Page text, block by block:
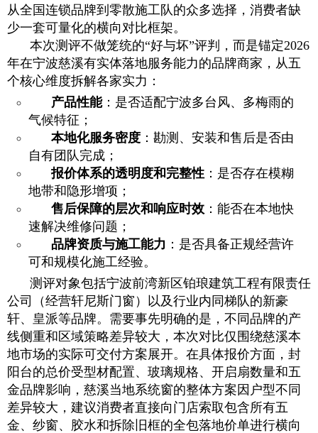
从全国连锁品牌到零散施工队的众多选择，消费者缺
少一套可量化的横向对比框架。
本次测评不做笼统的“好与坏”评判，而是锚定2026
年在宁波慈溪有实体落地服务能力的品牌商家，从五
个核心维度拆解各家实力：
产品性能：是否适配宁波多台风、多梅雨的
气候特征；
本地化服务密度 ：勘测、安装和售后是否由
自有团队完成；
报价体系的透明度和完整性 ：是否存在模糊
地带和隐形增项；
售后保障的层次和响应时效 ：能否在本地快
速解决维修问题；
品牌资质与施工能力 ：是否具备正规经营许
可和规模化施工经验。
测评对象包括宁波前湾新区铂琅建筑工程有限责任
公司（经营轩尼斯门窗）以及行业内同梯队的新豪
轩、皇派等品牌。需要事先明确的是，不同品牌的产
线侧重和区域策略差异较大，本次对比仅围绕慈溪本
地市场的实际可交付方案展开。在具体报价方面，封
阳台的总价受型材配置、玻璃规格、开启扇数量和五
金品牌影响，慈溪当地系统窗的整体方案因户型不同
差异较大，建议消费者直接向门店索取包含所有五
金、纱窗、胶水和拆除旧框的全包落地价单进行横向